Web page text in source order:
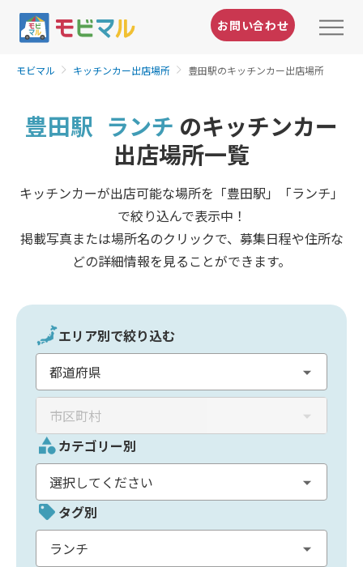
お問い合わせ
モビマル キッチンカー出店場所 豊田駅のキッチンカー出店場所
豊田駅 ランチ のキッチンカー
出店場所一覧
キッチンカーが出店可能な場所を「豊田駅」「ランチ」
で絞り込んで表示中！
掲載写真または場所名のクリックで、募集日程や住所な
どの詳細情報を見ることができます。
エリア別で絞り込む
カテゴリー別
タグ別